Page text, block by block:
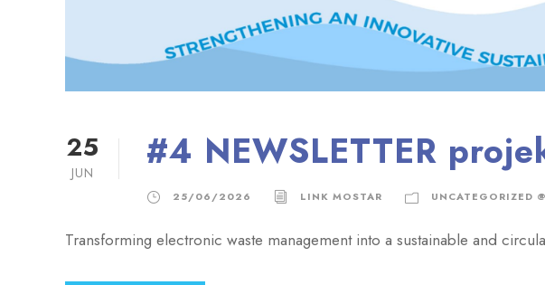
25
JUN #4 NEWSLETTER
25/06/2026 LINK MOSTAR UNCATEGORIZED
Transforming electronic waste management into a sustainable and